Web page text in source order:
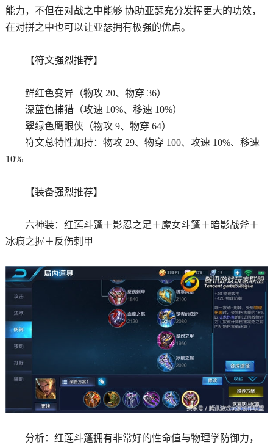
能力，不但在对战之中能够 协助亚瑟充分发挥更大的功效，
在对拼之中也可以让亚瑟拥有极强的优点。
【符文强烈推荐】
鲜红色变异（物攻 20、物穿 36）
深蓝色捕猎（攻速 10%、移速 10%）
翠绿色鹰眼侠（物攻 9、物穿 64）
符文总特性加持：物攻 29、物穿 100、攻速 10%、移速
10%
【装备强烈推荐】
六神装：红莲斗篷＋影忍之足＋魔女斗篷＋暗影战斧＋
冰痕之握＋反伤刺甲
分析：红莲斗篷拥有非常好的性命值与物理学防御力，